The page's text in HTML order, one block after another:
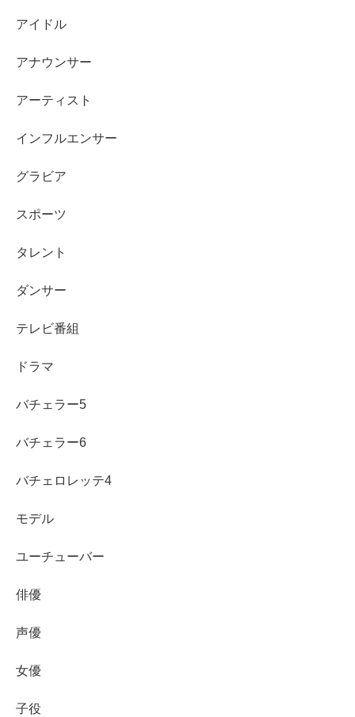
す。
ェックしておくとスッキリします。
まとめ
白谷琢磨
アイドル
アナウンサー
アーティスト
インフルエンサー
グラビア
スポーツ
タレント
ダンサー
テレビ番組
ドラマ
バチェラー5
バチェラー6
バチェロレッテ4
モデル
ユーチューバー
俳優
声優
女優
子役